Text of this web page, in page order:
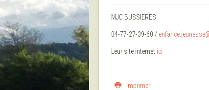
MJC BUSSIERES
04-77-27-39-60 /
Leur site internet ici
Imprimer